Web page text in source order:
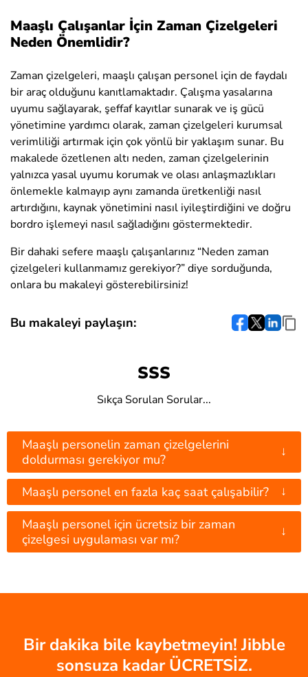
Maaşlı Çalışanlar İçin Zaman Çizelgeleri
Neden Önemlidir?
Zaman çizelgeleri, maaşlı çalışan personel için de faydalı
bir araç olduğunu kanıtlamaktadır. Çalışma yasalarına
uyumu sağlayarak, şeffaf kayıtlar sunarak ve iş gücü
yönetimine yardımcı olarak, zaman çizelgeleri kurumsal
verimliliği artırmak için çok yönlü bir yaklaşım sunar. Bu
makalede özetlenen altı neden, zaman çizelgelerinin
yalnızca yasal uyumu korumak ve olası anlaşmazlıkları
önlemekle kalmayıp aynı zamanda üretkenliği nasıl
artırdığını, kaynak yönetimini nasıl iyileştirdiğini ve doğru
bordro işlemeyi nasıl sağladığını göstermektedir.
Bir dahaki sefere maaşlı çalışanlarınız “Neden zaman
çizelgeleri kullanmamız gerekiyor?” diye sorduğunda,
onlara bu makaleyi gösterebilirsiniz!
Bu makaleyi paylaşın:
SSS
Sıkça Sorulan Sorular...
Maaşlı personelin zaman çizelgelerini
doldurması gerekiyor mu?
↓
Maaşlı personel en fazla kaç saat çalışabilir? ↓
Maaşlı personel için ücretsiz bir zaman
çizelgesi uygulaması var mı?
↓
Bir dakika bile kaybetmeyin! Jibble
sonsuza kadar ÜCRETSİZ.